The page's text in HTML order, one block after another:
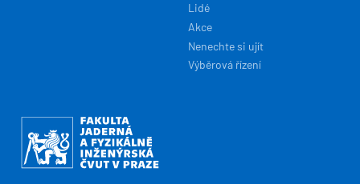
Lidé
Akce
Nenechte si ujít
Výběrová řízení
Obrázek